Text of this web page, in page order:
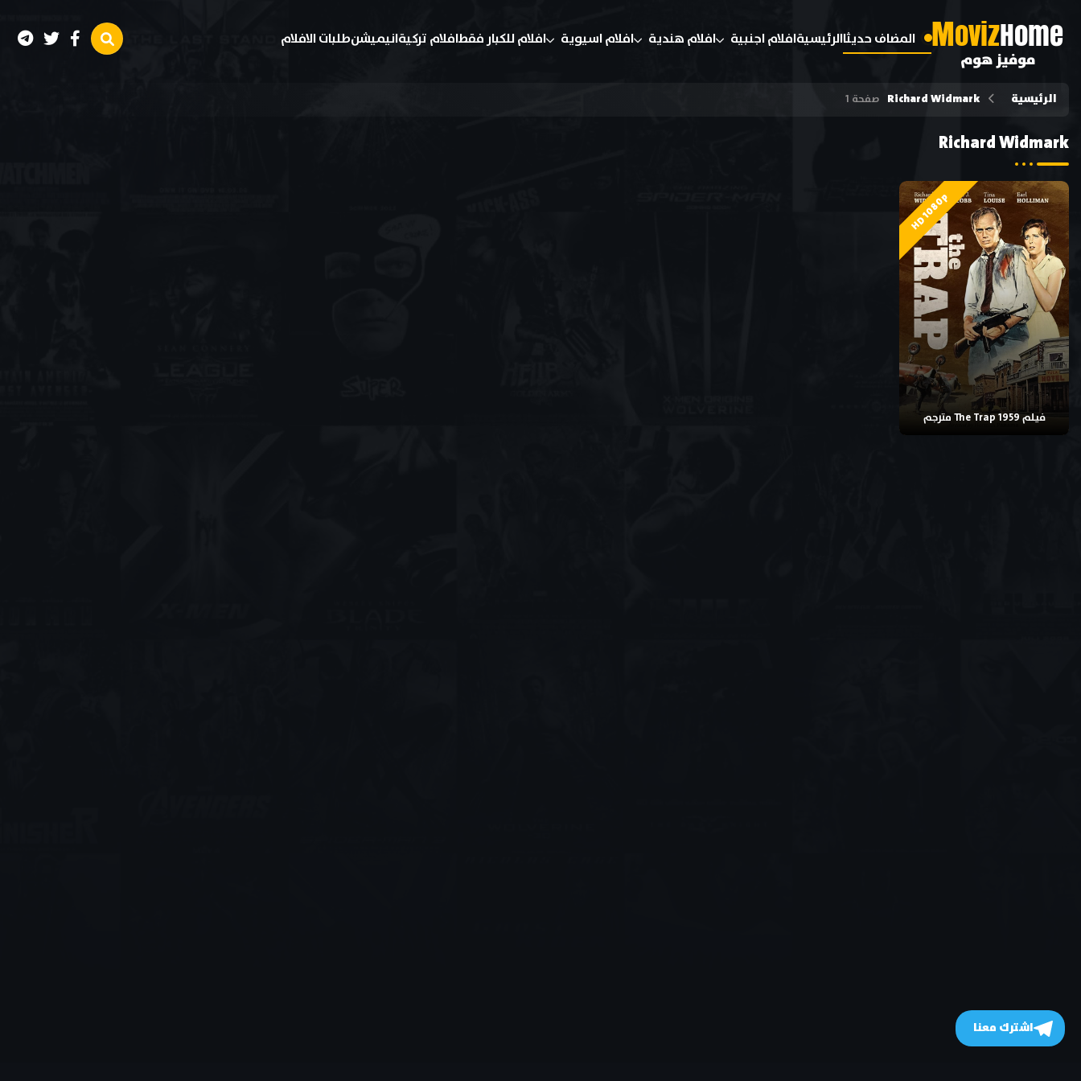
MovizHome
موفيز هوم
المضاف حديثاالرئيسيةافلام اجنبية افلام هندية افلام اسيوية افلام للكبار فقطافلام تركيةانيميشنطلبات الافلام
الرئيسية Richard Widmark صفحة 1
Richard Widmark
HD 1080p
فيلم The Trap 1959 مترجم
اشترك معنا